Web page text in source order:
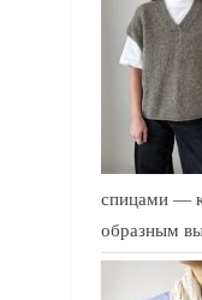
спицами —
образным